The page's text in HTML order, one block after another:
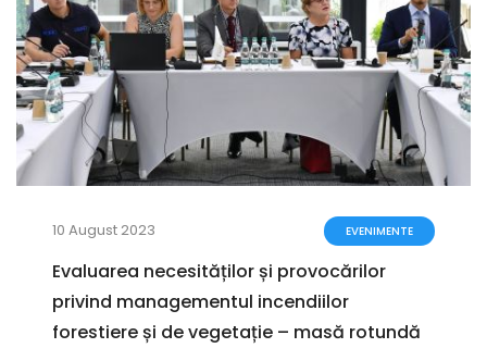
10 August 2023 EVENIMENTE
Evaluarea necesităților și provocărilor
privind managementul incendiilor
forestiere și de vegetație – masă rotundă